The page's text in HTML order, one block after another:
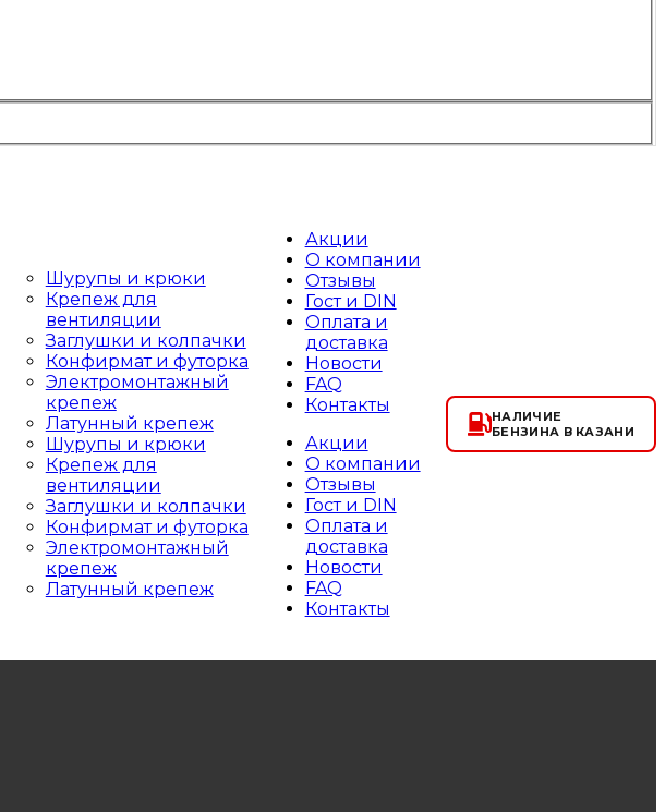
Шурупы и крюки
Крепеж для
вентиляции
Заглушки и колпачки
Конфирмат и футорка
Электромонтажный
крепеж
Латунный крепеж
Шурупы и крюки
Крепеж для
вентиляции
Заглушки и колпачки
Конфирмат и футорка
Электромонтажный
крепеж
Латунный крепеж
Акции
О компании
Отзывы
Гост и DIN
Оплата и
доставка
Новости
FAQ
Контакты
Акции
О компании
Отзывы
Гост и DIN
Оплата и
доставка
Новости
FAQ
Контакты
НАЛИЧИЕ
БЕНЗИНА В КАЗАНИ